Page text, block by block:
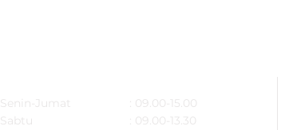
Senin-Jumat
Sabtu
: 09.00-15.00
: 09.00-13.30